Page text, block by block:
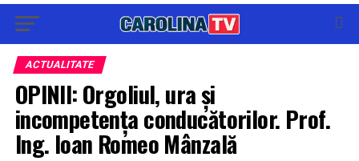
ACTUALITATE
OPINII: Orgoliul, ura și
incompetența conducătorilor. Prof.
Ing. Ioan Romeo Mânzală